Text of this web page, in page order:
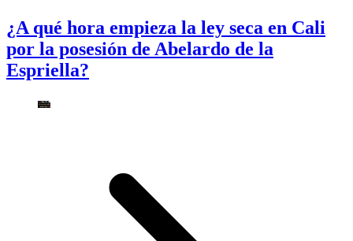
¿A qué hora empieza la ley seca en Cali
por la posesión de Abelardo de la
Espriella?